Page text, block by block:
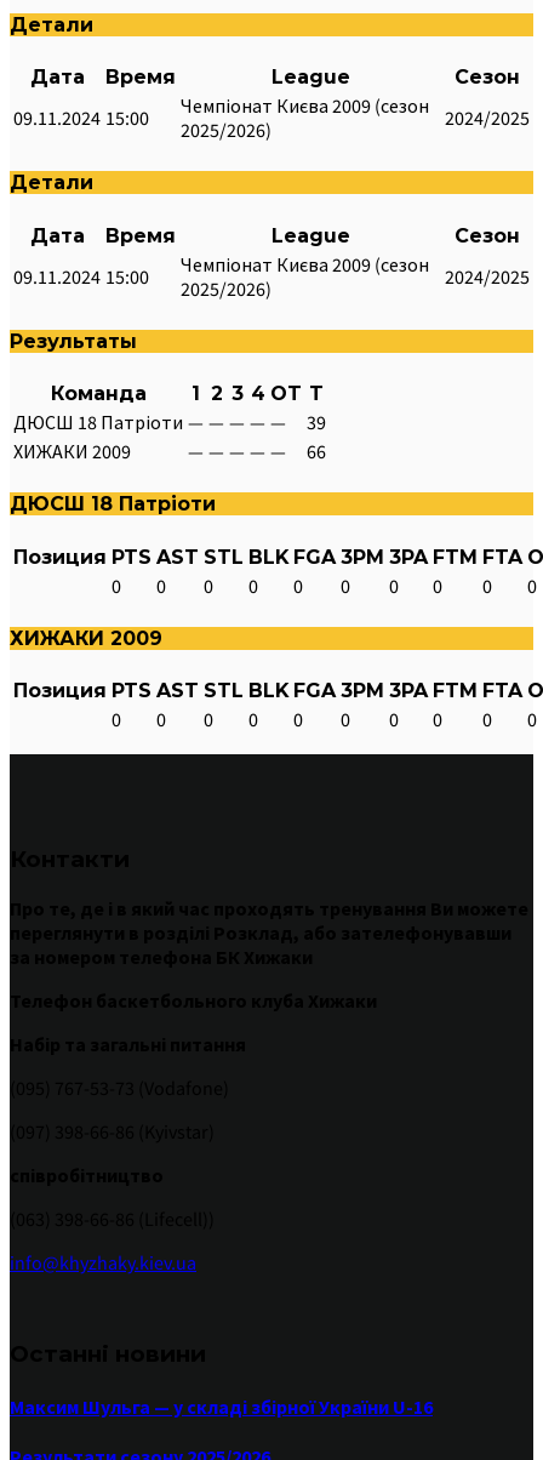
Детали
Дата Время League Сезон
09.11.2024 15:00
Чемпіонат Києва 2009 (сезон
2025/2026)
2024/2025
Детали
Дата Время League Сезон
09.11.2024 15:00
Чемпіонат Києва 2009 (сезон
2025/2026)
2024/2025
Результаты
Команда 1 2 3 4 OT T
ДЮСШ 18 Патріоти — — — — —
39
ХИЖАКИ 2009
— — — — — 66
ДЮСШ 18 Патріоти
Позиция PTS AST STL BLK FGA 3PM 3PA FTM FTA
0 0 0 0 0 0 0 0 0 0
ХИЖАКИ 2009
Позиция PTS AST STL BLK FGA 3PM 3PA FTM FTA
0 0 0 0 0 0 0 0 0 0
info@khyzhaky.kiev.ua
Максим Шульга — у складі збірної України U-16